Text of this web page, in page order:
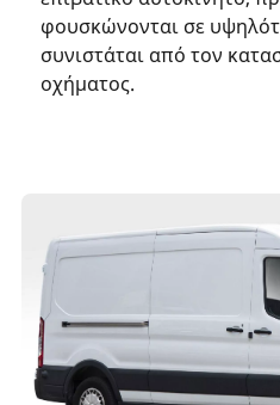
φουσκώνονται σε
συνιστάται από τον
οχήματος.